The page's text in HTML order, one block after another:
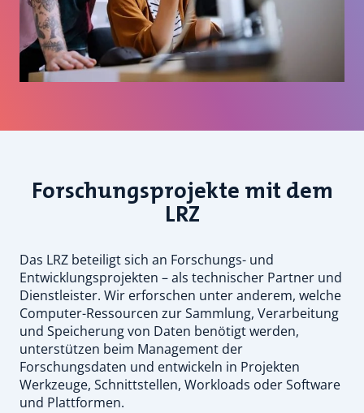
Forschungsprojekte mit dem
LRZ
Das LRZ beteiligt sich an Forschungs- und
Entwicklungsprojekten – als technischer Partner und
Dienstleister. Wir erforschen unter anderem, welche
Computer-Ressourcen zur Sammlung, Verarbeitung
und Speicherung von Daten benötigt werden,
unterstützen beim Management der
Forschungsdaten und entwickeln in Projekten
Werkzeuge, Schnittstellen, Workloads oder Software
und Plattformen.